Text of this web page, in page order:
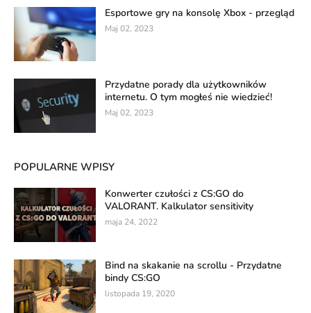
Esportowe gry na konsolę Xbox - przegląd
Maj 02, 2023
Przydatne porady dla użytkowników
internetu. O tym mogłeś nie wiedzieć!
Maj 02, 2023
POPULARNE WPISY
Konwerter czułości z CS:GO do
VALORANT. Kalkulator sensitivity
maja 24, 2022
Bind na skakanie na scrollu - Przydatne
bindy CS:GO
listopada 19, 2020